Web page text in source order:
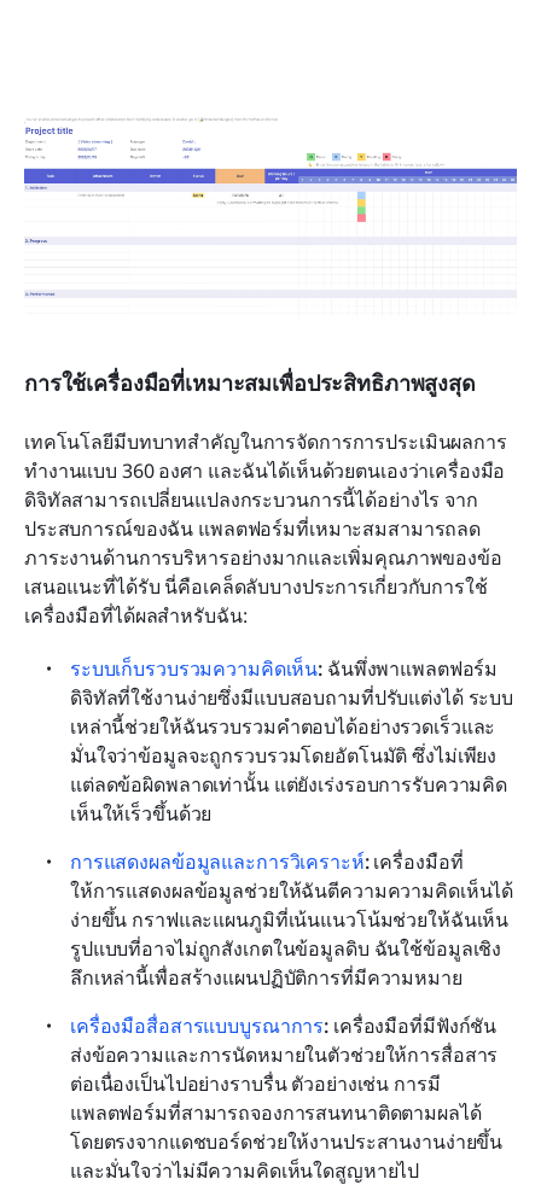
การใช้เครื่องมือที่เหมาะสมเพื่อประสิทธิภาพสูงสุด
เทคโนโลยีมีบทบาทสำคัญในการจัดการการประเมินผลการ
ทำงานแบบ 360 องศา และฉันได้เห็นด้วยตนเองว่าเครื่องมือ
ดิจิทัลสามารถเปลี่ยนแปลงกระบวนการนี้ได้อย่างไร จาก
ประสบการณ์ของฉัน แพลตฟอร์มที่เหมาะสมสามารถลด
ภาระงานด้านการบริหารอย่างมากและเพิ่มคุณภาพของข้อ
เสนอแนะที่ได้รับ นี่คือเคล็ดลับบางประการเกี่ยวกับการใช้
เครื่องมือที่ได้ผลสำหรับฉัน:
ระบบเก็บรวบรวมความคิดเห็น: ฉันพึ่งพาแพลตฟอร์ม
ดิจิทัลที่ใช้งานง่ายซึ่งมีแบบสอบถามที่ปรับแต่งได้ ระบบ
เหล่านี้ช่วยให้ฉันรวบรวมคำตอบได้อย่างรวดเร็วและ
มั่นใจว่าข้อมูลจะถูกรวบรวมโดยอัตโนมัติ ซึ่งไม่เพียง
แต่ลดข้อผิดพลาดเท่านั้น แต่ยังเร่งรอบการรับความคิด
เห็นให้เร็วขึ้นด้วย
การแสดงผลข้อมูลและการวิเคราะห์: เครื่องมือที่
ให้การแสดงผลข้อมูลช่วยให้ฉันตีความความคิดเห็นได้
ง่ายขึ้น กราฟและแผนภูมิที่เน้นแนวโน้มช่วยให้ฉันเห็น
รูปแบบที่อาจไม่ถูกสังเกตในข้อมูลดิบ ฉันใช้ข้อมูลเชิง
ลึกเหล่านี้เพื่อสร้างแผนปฏิบัติการที่มีความหมาย
เครื่องมือสื่อสารแบบบูรณาการ: เครื่องมือที่มีฟังก์ชัน
ส่งข้อความและการนัดหมายในตัวช่วยให้การสื่อสาร
ต่อเนื่องเป็นไปอย่างราบรื่น ตัวอย่างเช่น การมี
แพลตฟอร์มที่สามารถจองการสนทนาติดตามผลได้
โดยตรงจากแดชบอร์ดช่วยให้งานประสานงานง่ายขึ้น
และมั่นใจว่าไม่มีความคิดเห็นใดสูญหายไป